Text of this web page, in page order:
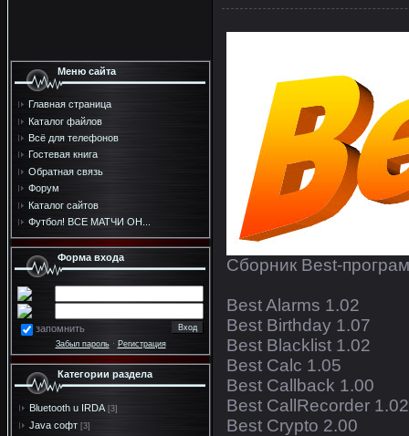
Меню сайта
Главная страница
Каталог файлов
Всё для телефонов
Гостевая книга
Обратная связь
Форум
Каталог сайтов
Футбол! ВСЕ МАТЧИ ОН...
Форма входа
запомнить
Забыл пароль· Регистрация
Категории раздела
Bluetooth u IRDA [3]
Java софт [3]
Сборник Best-
Best Alarms 1.02
Best Birthday 1.07
Best Blacklist 1.02
Best Calc 1.05
Best Callback 1.00
Best CallRecorder 1.02
Best Crypto 2.00